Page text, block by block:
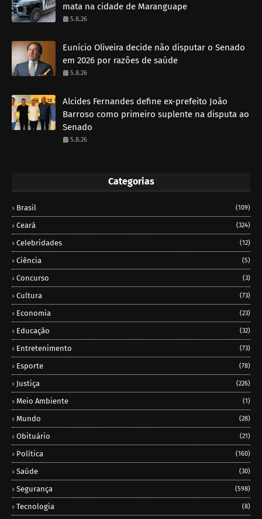
mata na cidade de Maranguape
5.8.26
Eunício Oliveira decide não disputar o Senado
em 2026 por razões de saúde
5.8.26
Alcides Fernandes define ex-prefeito João
Barroso como primeiro suplente na disputa ao
Senado
5.8.26
Categorias
Brasil (109)
Ceará (324)
Celebridades (12)
Ciência (5)
Concurso (3)
Cultura (73)
Economia (23)
Educação (32)
Entretenimento (73)
Esporte (78)
Justiça (226)
Meio Ambiente (1)
Mundo (28)
Obituário (21)
Política (160)
Saúde (30)
Segurança (598)
Tecnologia (8)